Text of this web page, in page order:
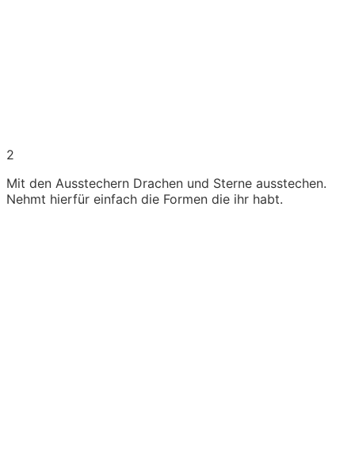
2
Mit den Ausstechern Drachen und Sterne ausstechen.
Nehmt hierfür einfach die Formen die ihr habt.